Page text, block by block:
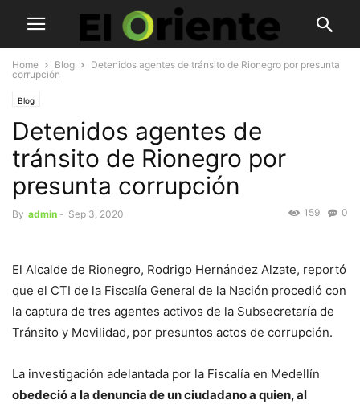
Home Blog
Detenidos agentes de tránsito de Rionegro por presunta
corrupción
Blog
Detenidos agentes de
tránsito de Rionegro por
presunta corrupción
By admin - Sep 3, 2020 0
159
El Alcalde de Rionegro, Rodrigo Hernández Alzate, reportó
que el CTI de la Fiscalía General de la Nación procedió con
la captura de tres agentes activos de la Subsecretaría de
Tránsito y Movilidad, por presuntos actos de corrupción.
La investigación adelantada por la Fiscalía en Medellín
obedeció a la denuncia de un ciudadano a quien, al